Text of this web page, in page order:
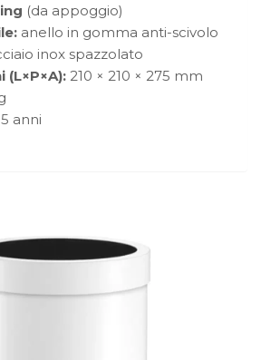
(da appoggio)
anello in gomma anti-scivolo
inox spazzolato
(L×P×A): 210 × 210 × 275 mm
anni